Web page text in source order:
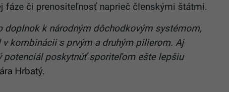
fáze či prenositeľnosť naprieč členskými štátmi.
doplnok k národným dôchodkovým systémom,
kombinácii s prvým a druhým pilierom. Aj
potenciál poskytnúť sporiteľom ešte lepšiu
Hrbatý.